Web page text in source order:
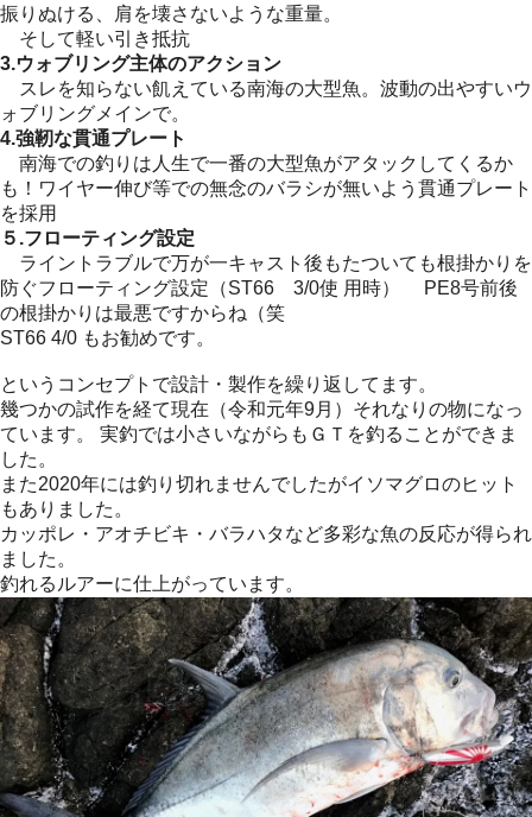
振りぬける、肩を壊さないような重量。
そして軽い引き抵抗
3.ウォブリング主体のアクション
スレを知らない飢えている南海の大型魚。波動の出やすいウ
ォブリングメインで。
4.強靭な貫通プレート
南海での釣りは人生で一番の大型魚がアタックしてくるか
も！ワイヤー伸び等での無念のバラシが無いよう貫通プレート
を採用
５.フローティング設定
ライントラブルで万が一キャスト後もたついても根掛かりを
防ぐフローティング設定（ST66 3/0使 用時） PE8号前後
の根掛かりは最悪ですからね（笑
ST66 4/0 もお勧めです。
というコンセプトで設計・製作を繰り返してます。
幾つかの試作を経て現在（令和元年9月）それなりの物になっ
ています。 実釣では小さいながらもＧＴを釣ることができま
した。
また2020年には釣り切れませんでしたがイソマグロのヒット
もありました。
カッポレ・アオチビキ・バラハタなど多彩な魚の反応が得られ
ました。
釣れるルアーに仕上がっています。